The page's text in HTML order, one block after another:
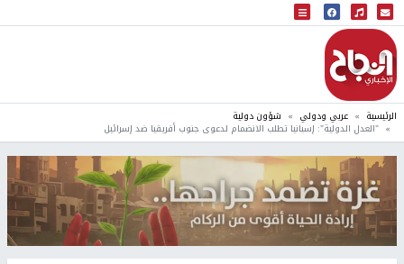
البث المباشر
إذاعة النجاح
الرئيسية عربي ودولي شؤون دولية
"العدل الدولية": إسبانيا تطلب الانضمام لدعوى جنوب أفريقيا ضد إسرائيل